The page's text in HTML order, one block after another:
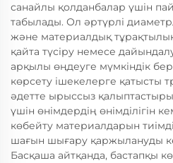
санайлы қолданбалар үшін
табылады. Ол әртүрлі
және материалдық
қайта түсіру немесе
арқылы өңдеуге мүмкіндік
көрсету ішекелерге қатысты
әдетте ырыссыз
үшін өнімдердің өнімділігін
көбейту материалдарын
шағын шығару қаржылануды
Басқаша айтқанда, бастапқы